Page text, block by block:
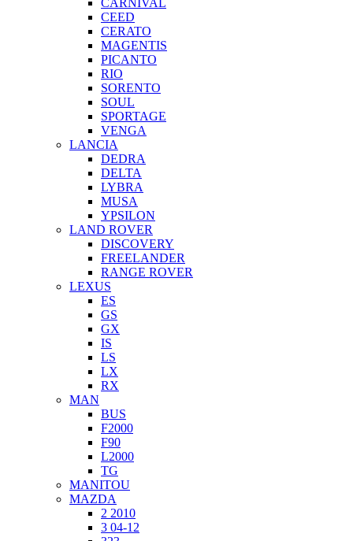
CARNIVAL
CEED
CERATO
MAGENTIS
PICANTO
RIO
SORENTO
SOUL
SPORTAGE
VENGA
LANCIA
DEDRA
DELTA
LYBRA
MUSA
YPSILON
LAND ROVER
DISCOVERY
FREELANDER
RANGE ROVER
LEXUS
ES
GS
GX
IS
LS
LX
RX
MAN
BUS
F2000
F90
L2000
TG
MANITOU
MAZDA
2 2010
3 04-12